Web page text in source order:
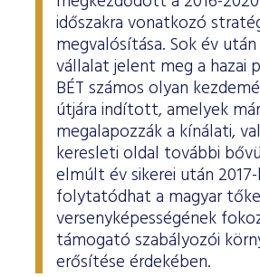
időszakra vonatkozó
megvalósítása. Sok év
vállalat jelent meg a hazai
BÉT számos olyan
útjára indított, amelyek
megalapozzák a kínálati,
keresleti oldal további
elmúlt év sikerei után
folytatódhat a magyar
versenyképességének
támogató szabályozói
erősítése érdekében.